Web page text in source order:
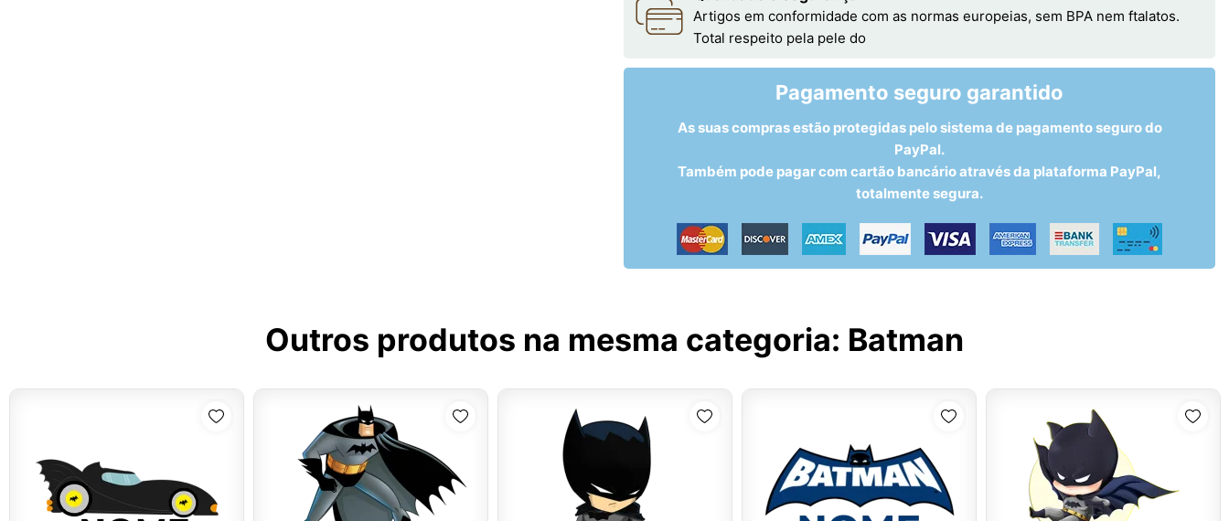
Artigos em conformidade com as normas europeias, sem BPA nem ftalatos.
Total respeito pela pele do
Pagamento seguro garantido
As suas compras estão protegidas pelo sistema de pagamento seguro do
PayPal.
Também pode pagar com cartão bancário através da plataforma PayPal,
totalmente segura.
Outros produtos na mesma categoria: Batman